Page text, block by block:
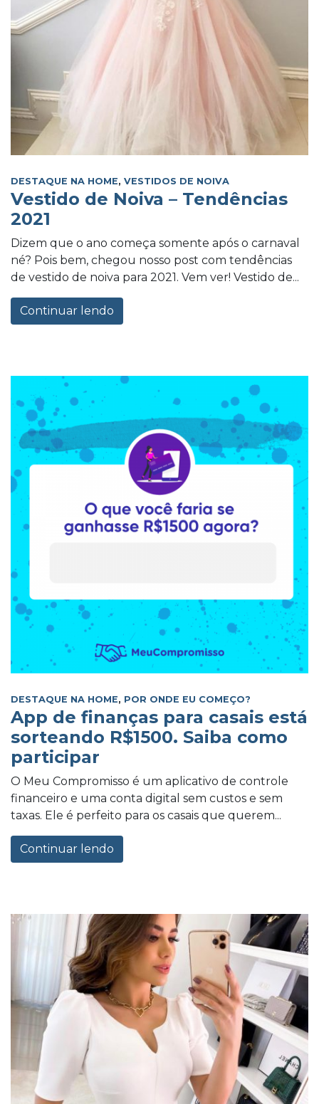
DESTAQUE NA HOME, VESTIDOS DE NOIVA
Vestido de Noiva – Tendências
2021
Dizem que o ano começa somente após o carnaval
né? Pois bem, chegou nosso post com tendências
de vestido de noiva para 2021. Vem ver! Vestido de...
Continuar lendo
DESTAQUE NA HOME, POR ONDE EU COMEÇO?
App de finanças para casais está
sorteando R$1500. Saiba como
participar
O Meu Compromisso é um aplicativo de controle
financeiro e uma conta digital sem custos e sem
taxas. Ele é perfeito para os casais que querem...
Continuar lendo